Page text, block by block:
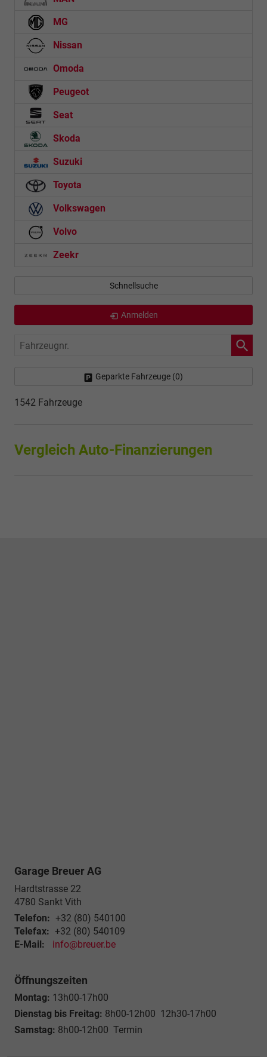
MG
Nissan
Omoda
Peugeot
Seat
Skoda
Suzuki
Toyota
Volkswagen
Volvo
Zeekr
Schnellsuche
Anmelden
Fahrzeugnr.
Geparkte Fahrzeuge (0)
1542 Fahrzeuge
Vergleich Auto-Finanzierungen
Garage Breuer AG
Hardtstrasse 22
4780 Sankt Vith
Telefon: +32 (80) 540100
Telefax: +32 (80) 540109
E-Mail:
info@breuer.be
Öffnungszeiten
Montag: 13h00-17h00
Dienstag bis Freitag: 8h00-12h00 12h30-17h00
Samstag: 8h00-12h00 Termin